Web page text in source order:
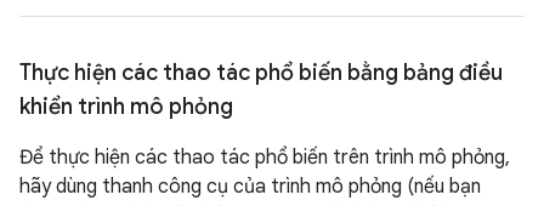
Thực hiện các thao tác phổ biến bằng bảng điều
khiển trình mô phỏng
Để thực hiện các thao tác phổ biến trên trình mô phỏng,
hãy dùng thanh công cụ của trình mô phỏng (nếu bạn